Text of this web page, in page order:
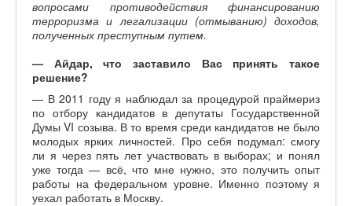
вопросами противодействия финансированию
терроризма и легализации (отмыванию) доходов,
полученных преступным путем.
— Айдар, что заставило Вас принять такое
решение?
— В 2011 году я наблюдал за процедурой праймериз
по отбору кандидатов в депутаты Государственной
Думы VI созыва. В то время среди кандидатов не было
молодых ярких личностей. Про себя подумал: смогу
ли я через пять лет участвовать в выборах; и понял
уже тогда — всё, что мне нужно, это получить опыт
работы на федеральном уровне. Именно поэтому я
уехал работать в Москву.